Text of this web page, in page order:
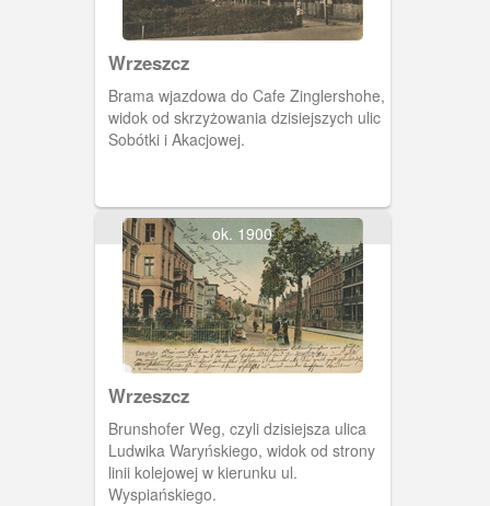
Wrzeszcz
Brama wjazdowa do Cafe Zinglershohe,
widok od skrzyżowania dzisiejszych ulic
Sobótki i Akacjowej.
ok. 1900
Wrzeszcz
Brunshofer Weg, czyli dzisiejsza ulica
Ludwika Waryńskiego, widok od strony
linii kolejowej w kierunku ul.
Wyspiańskiego.